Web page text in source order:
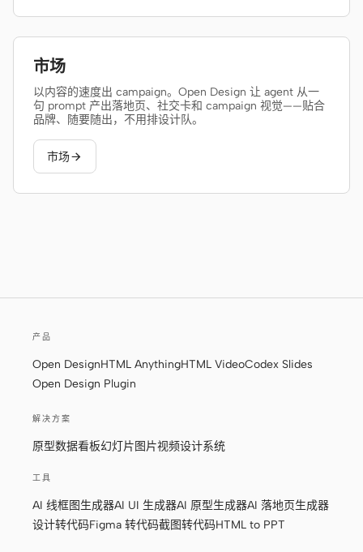
市场
以内容的速度出 campaign。Open Design 让 agent 从一
句 prompt 产出落地页、社交卡和 campaign 视觉——贴合
品牌、随要随出，不用排设计队。
市场
产品
Open DesignHTML AnythingHTML VideoCodex Slides
Open Design Plugin
解决方案
原型数据看板幻灯片图片视频设计系统
工具
AI 线框图生成器AI UI 生成器AI 原型生成器AI 落地页生成器
设计转代码Figma 转代码截图转代码HTML to PPT